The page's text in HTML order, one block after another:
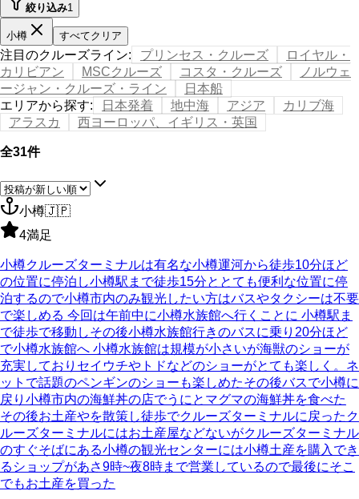
絞り込み1
小樽 すべてクリア
注目のクルーズライン: プリンセス・クルーズ
ロイヤル・
カリビアン
MSCクルーズ コスタ・クルーズ
ノルウェ
ージャン・クルーズ・ライン
日本船
エリアから探す: 日本発着 地中海 アジア
カリブ海
アラスカ
西ヨーロッパ、イギリス・英国
全31件
小樽🇯🇵
4満足
小樽クルーズターミナルは有名な小樽運河から徒歩10分ほど
の位置に停泊し小樽駅まで徒歩15分ととても便利な位置に停
泊するので小樽市内のみ観光したい方はバスやタクシーは不要
で楽しめる 今回は午前中に小樽水族館へ行くことに 小樽駅ま
で徒歩で移動しその後小樽水族館行きのバスに乗り20分ほど
で小樽水族館へ 小樽水族館は規模が小さいが海獣のショーが
充実しておりセイウチやトドなどのショーがとても楽しく。ネ
ットで話題のペンギンのショーも楽しめたその後バスで小樽に
戻り小樽市内の海鮮丼の店でうにとマグマの海鮮丼を食べた
その後お土産やを散策し徒歩でクルーズターミナルに戻ったク
ルーズターミナルにはお土産屋などないがクルーズターミナル
のすぐそばにある小樽の観光センターには小樽土産を購入でき
るショップがあさ9時~夜8時まで営業しているので最後にそこ
でもお土産を買った